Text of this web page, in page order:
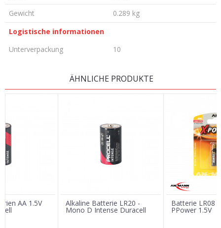
Gewicht
0.289 kg
Logistische informationen
Unterverpackung
10
ÄHNLICHE PRODUKTE
AA 1.5V Alkaline Batterie LR20 -
Mono D Intense Duracell
Batterie LR08
PPower 1.5V